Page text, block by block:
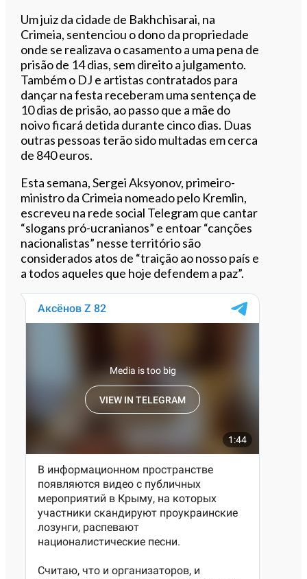
Um juiz da cidade de Bakhchisarai, na
Crimeia, sentenciou o dono da propriedade
onde se realizava o casamento a uma pena de
prisão de 14 dias, sem direito a julgamento.
Também o DJ e artistas contratados para
dançar na festa receberam uma sentença de
10 dias de prisão, ao passo que a mãe do
noivo ficará detida durante cinco dias. Duas
outras pessoas terão sido multadas em cerca
de 840 euros.
Esta semana, Sergei Aksyonov, primeiro-
ministro da Crimeia nomeado pelo Kremlin,
escreveu na rede social Telegram que cantar
“slogans pró-ucranianos” e entoar “canções
nacionalistas” nesse território são
considerados atos de “traição ao nosso país e
a todos aqueles que hoje defendem a paz”.